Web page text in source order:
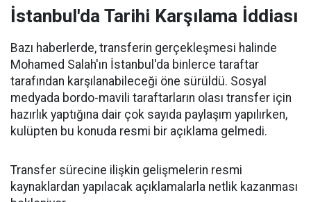
İstanbul'da Tarihi Karşılama İddiası
Bazı haberlerde, transferin gerçekleşmesi halinde
Mohamed Salah'ın İstanbul'da binlerce taraftar
tarafından karşılanabileceği öne sürüldü. Sosyal
medyada bordo-mavili taraftarların olası transfer için
hazırlık yaptığına dair çok sayıda paylaşım yapılırken,
kulüpten bu konuda resmi bir açıklama gelmedi.
Transfer sürecine ilişkin gelişmelerin resmi
kaynaklardan yapılacak açıklamalarla netlik kazanması